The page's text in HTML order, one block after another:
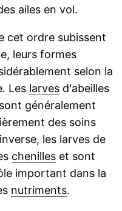
ailes en vol.
cet ordre subissent
leurs formes
selon la
Les larvesd'abeilles
généralement
des soins
les larves de
chenilleset sont
important dans la
nutriments.